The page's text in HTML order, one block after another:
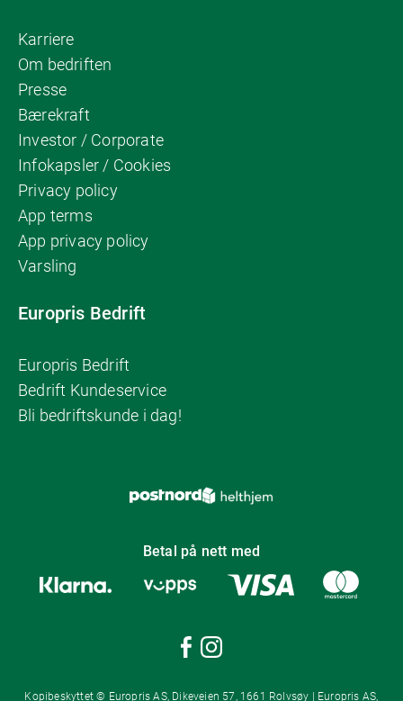
Karriere
Om bedriften
Presse
Bærekraft
Investor / Corporate
Infokapsler / Cookies
Privacy policy
App terms
App privacy policy
Varsling
Europris Bedrift
Europris Bedrift
Bedrift Kundeservice
Bli bedriftskunde i dag!
Betal på nett med
Kopibeskyttet © Europris AS, Dikeveien 57, 1661 Rolvsøy | Europris AS,